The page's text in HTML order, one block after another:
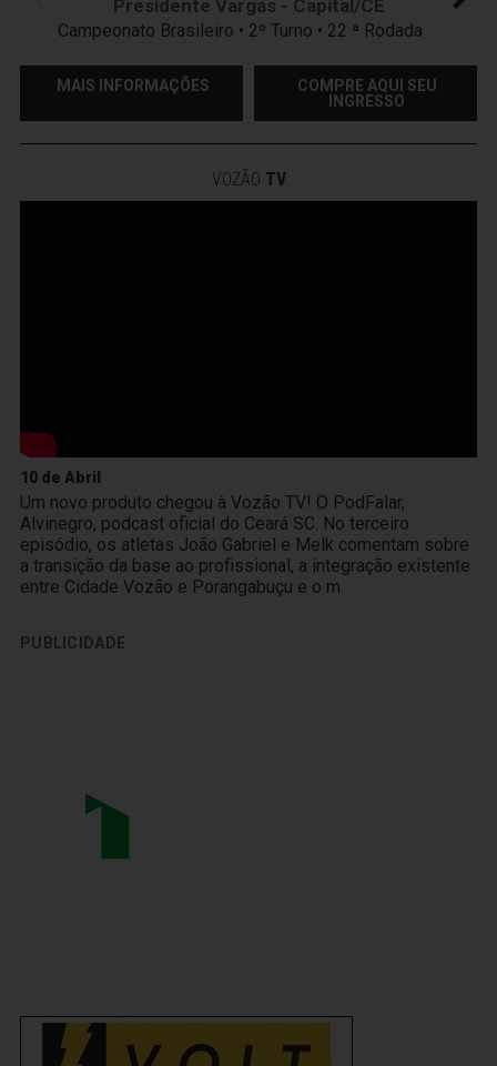
Presidente Vargas - Capital/CE
Campeonato Brasileiro • 2º Turno • 22 ª Rodada
MAIS INFORMAÇÕES
COMPRE AQUI SEU
INGRESSO
VOZÃO TV
10 de Abril
Um novo produto chegou à Vozão TV! O PodFalar,
Alvinegro, podcast oficial do Ceará SC. No terceiro
episódio, os atletas João Gabriel e Melk comentam sobre
a transição da base ao profissional, a integração existente
entre Cidade Vozão e Porangabuçu e o m
PUBLICIDADE